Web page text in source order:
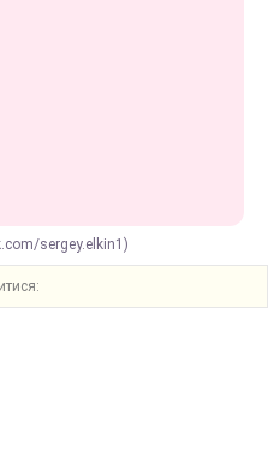
sergey.elkin1)